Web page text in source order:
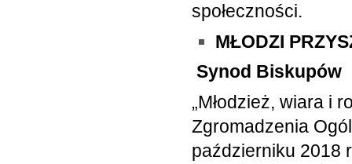
społeczności.
MŁODZI
Synod Biskupów
„Młodzież, wiara i
Zgromadzenia
październiku 2018